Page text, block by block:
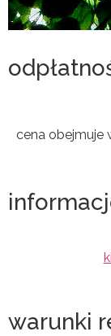
cena obejmuje
warunki